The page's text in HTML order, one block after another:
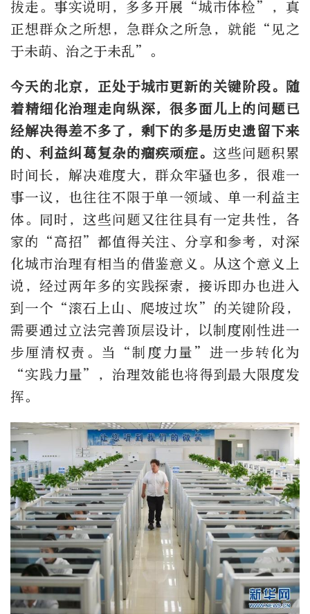
拔走。事实说明，多多开展“城市体检”，真
正想群众之所想，急群众之所急，就能“见之
于未萌、治之于未乱”。
今天的北京，正处于城市更新的关键阶段。随
着精细化治理走向纵深，很多面儿上的问题已
经解决得差不多了，剩下的多是历史遗留下来
的、利益纠葛复杂的痼疾顽症。这些问题积累
时间长，解决难度大，群众牢骚也多，很难一
事一议，也往往不限于单一领域、单一利益主
体。同时，这些问题又往往具有一定共性，各
家的“高招”都值得关注、分享和参考，对深
化城市治理有相当的借鉴意义。从这个意义上
说，经过两年多的实践探索，接诉即办也进入
到一个“滚石上山、爬坡过坎”的关键阶段，
需要通过立法完善顶层设计，以制度刚性进一
步厘清权责。当“制度力量”进一步转化为
“实践力量”，治理效能也将得到最大限度发
挥。